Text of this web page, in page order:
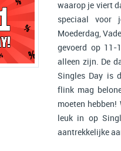
waarop je viert
speciaal voor
Moederdag,
gevoerd op
alleen zijn. De
Singles Day is
flink mag
moeten
leuk in op
aantrekkelijke